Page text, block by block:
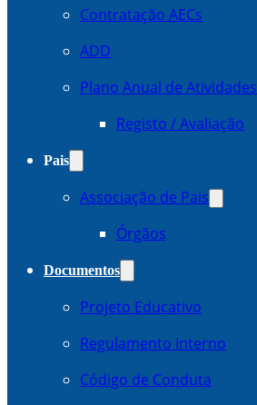
Contratação AECs
ADD
Plano Anual de Atividades
Registo / Avaliação
Pais
Associação de Pais
Órgãos
Documentos
Projeto Educativo
Regulamento Interno
Código de Conduta